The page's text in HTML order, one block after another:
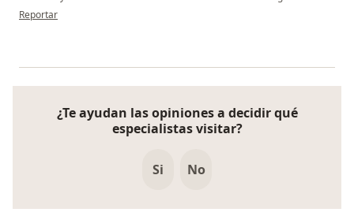
en opinión del usuario Luz Mery Rincón
Reportar
¿Te ayudan las opiniones a decidir qué
especialistas visitar?
Si No